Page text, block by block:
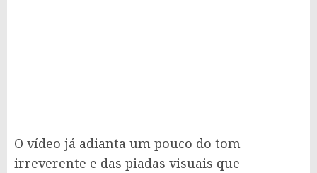
O vídeo já adianta um pouco do tom
irreverente e das piadas visuais que